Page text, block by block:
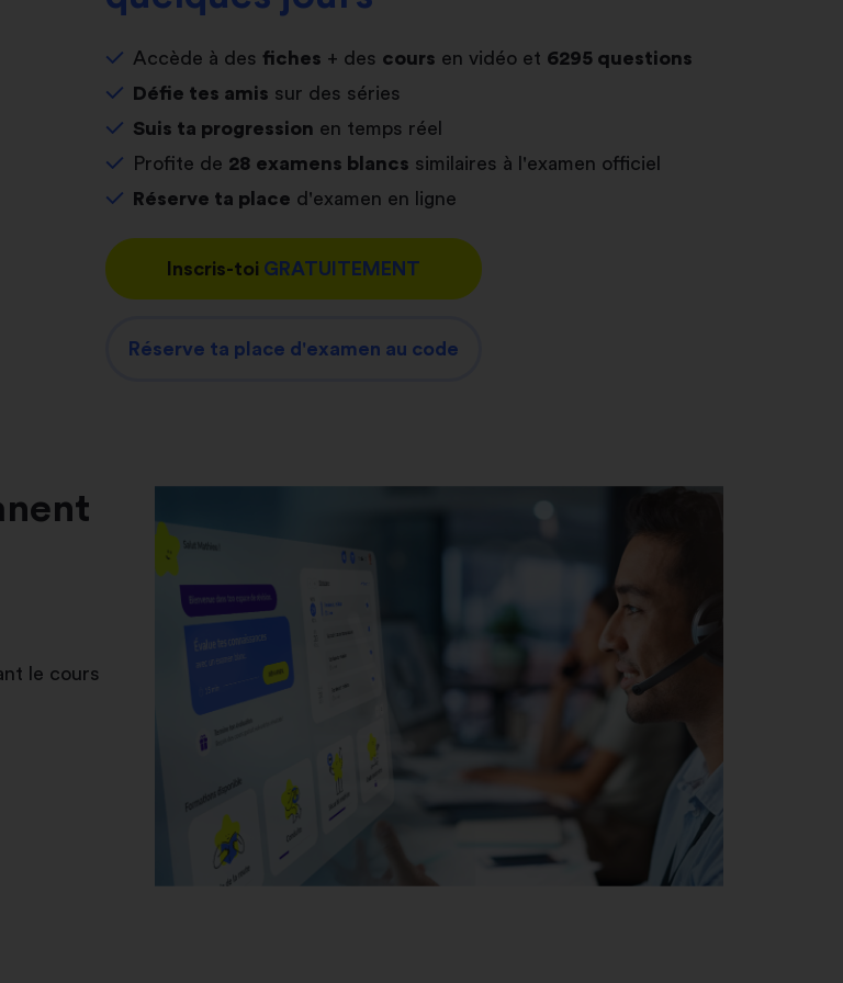
Accède à des fiches + des cours en vidéo et 6295 questions
Défie tes amis sur des séries
Suis ta progression en temps réel
Profite de 28 examens blancs similaires à l'examen officiel
Réserve ta place d'examen en ligne
Inscris-toi GRATUITEMENT
Réserve ta place d'examen au code
le cours